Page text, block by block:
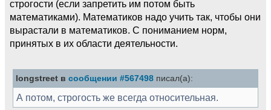
строгости (если запретить им потом быть
математиками). Математиков надо учить так, чтобы они
вырастали в математиков. С пониманием норм,
принятых в их области деятельности.
longstreet в сообщении #567498 писал(а):
А потом, строгость же всегда относительная.